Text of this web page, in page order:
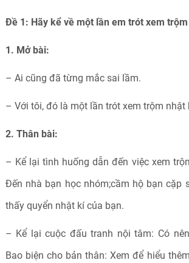
Đề 1: Hãy kể về một lần em trót xem
1. Mở bài:
– Ai cũng đã từng mắc sai lầm.
– Với tôi, đó là một lần trót xem trộm nhật
2. Thân bài:
– Kể lại tình huống dẫn đến việc xem
Đến nhà bạn học nhóm;cầm hộ bạn cặp
thấy quyển nhật kí của bạn.
– Kể lại cuộc đấu tranh nội tâm: Có
Bao biện cho bản thân: Xem để hiểu